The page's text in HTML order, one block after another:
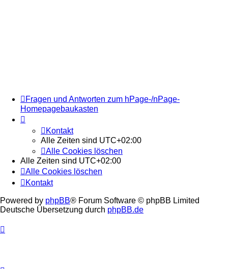
Fragen und Antworten zum hPage-/nPage-
Homepagebaukasten
Kontakt
Alle Zeiten sind UTC+02:00
Alle Cookies löschen
Alle Zeiten sind UTC+02:00
Alle Cookies löschen
Kontakt
Powered by phpBB® Forum Software © phpBB Limited
Deutsche Übersetzung durch phpBB.de